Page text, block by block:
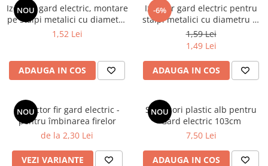
Testere pentru Gard Electric
Împământare Gard Electric
NOU
Izolator gard electric, montare
pe stâlpi metalici cu diametru
7-12 mm
1,52 Lei
ADAUGA IN COS
-6%
Izolator gard electric pentru
stalpi metalici cu diametru 7-
19mm
1,59 Lei
1,49 Lei
ADAUGA IN COS
NOU
Conector fir gard electric -
pentru îmbinarea firelor
de la 2,30 Lei
VEZI VARIANTE
NOU
Stalpisori plastic alb pentru
Gard electric 103cm
7,50 Lei
ADAUGA IN COS